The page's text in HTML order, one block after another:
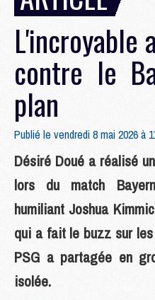
L'incroyable
contre le
plan
Publié le vendredi 8 mai 2026 à
Désiré Doué a réalisé
lors du match
humiliant Joshua
qui a fait le buzz sur
PSG a partagée en
isolée.